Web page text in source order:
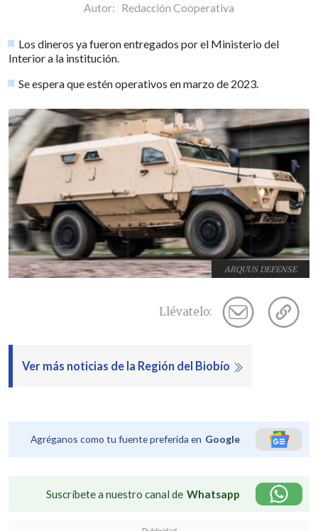
Autor: Redacción Cooperativa
Los dineros ya fueron entregados por el Ministerio del
Interior a la institución.
Se espera que estén operativos en marzo de 2023.
ARQUUS DEFENSE
Llévatelo:
Ver más noticias de la Región del Biobío
Agréganos como tu fuente preferida en Google
Suscríbete a nuestro canal de Whatsapp